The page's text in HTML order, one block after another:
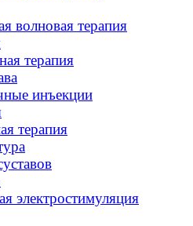
волновая терапия
терапия
инъекции
терапия
электростимуляция